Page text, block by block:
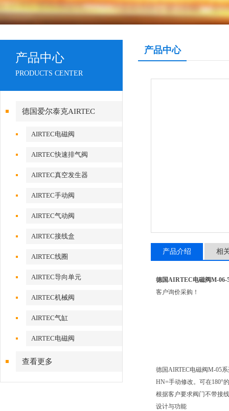
产品中心
PRODUCTS CENTER
德国爱尔泰克AIRTEC
AIRTEC电磁阀
AIRTEC快速排气阀
AIRTEC真空发生器
AIRTEC手动阀
AIRTEC气动阀
AIRTEC接线盒
AIRTEC线圈
AIRTEC导向单元
AIRTEC机械阀
AIRTEC气缸
AIRTEC电磁阀
查看更多
产品中心
产品介绍 相
德国AIRTEC电磁阀M-06-
客户询价采购！
德国AIRTEC电磁阀M-05
HN=手动修改。可在180°
根据客户要求阀门不带接
设计与功能